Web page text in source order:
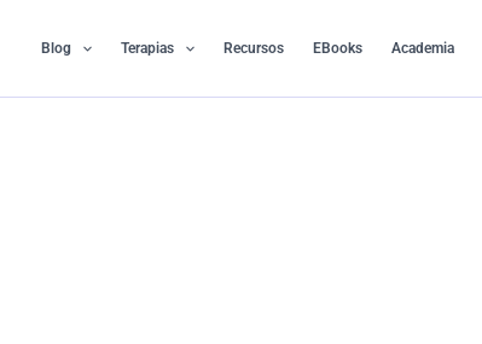
Blog Terapias Recursos EBooks Academia